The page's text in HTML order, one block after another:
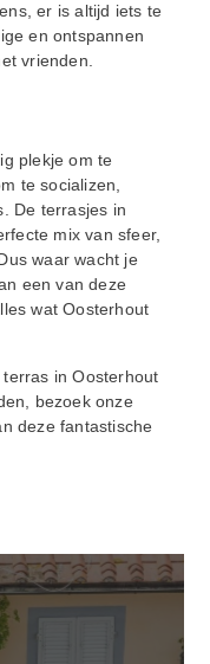
er is altijd iets te
en ontspannen
vrienden.
plekje om te
te socializen,
De terrasjes in
mix van sfeer,
waar wacht je
een van deze
wat Oosterhout
in Oosterhout
bezoek onze
deze fantastische